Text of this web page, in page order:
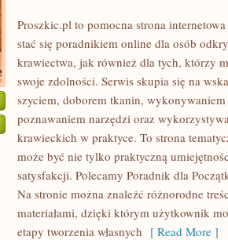
Proszkic.pl to pomocna strona
stać się poradnikiem online dla osób
krawiectwa, jak również dla tych, którzy
swoje zdolności. Serwis skupia się na
szyciem, doborem tkanin,
poznawaniem narzędzi oraz
krawieckich w praktyce. To strona
może być nie tylko praktyczną
satysfakcji. Polecamy Poradnik dla
Na stronie można znaleźć różnorodne
materiałami, dzięki którym użytkownik
etapy tworzenia własnych [ Read More ]